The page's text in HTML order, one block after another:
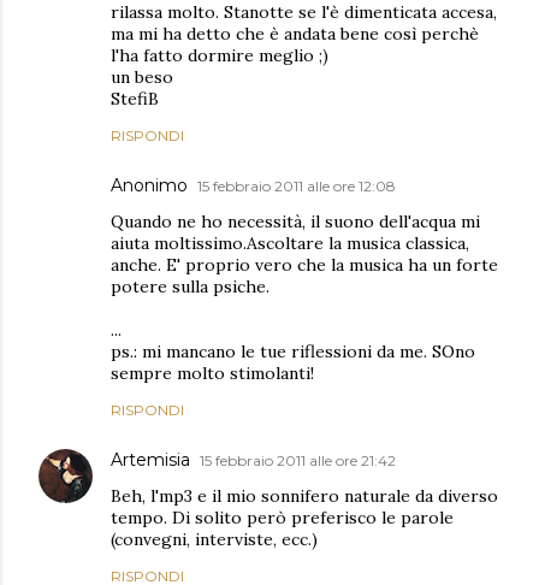
rilassa molto. Stanotte se l'è dimenticata accesa,
ma mi ha detto che è andata bene così perchè
l'ha fatto dormire meglio ;)
un beso
StefiB
RISPONDI
Anonimo 15 febbraio 2011 alle ore 12:08
Quando ne ho necessità, il suono dell'acqua mi
aiuta moltissimo.Ascoltare la musica classica,
anche. E' proprio vero che la musica ha un forte
potere sulla psiche.
...
ps.: mi mancano le tue riflessioni da me. SOno
sempre molto stimolanti!
RISPONDI
Artemisia 15 febbraio 2011 alle ore 21:42
Beh, l'mp3 e il mio sonnifero naturale da diverso
tempo. Di solito però preferisco le parole
(convegni, interviste, ecc.)
RISPONDI